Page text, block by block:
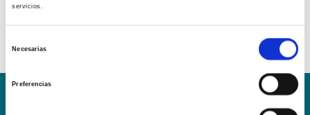
servicios.
consentimiento
Necesarias
Preferencias